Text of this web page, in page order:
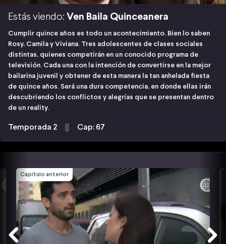
Estás viendo: Ven Baila Quinceanera
Cumplir quince años es todo un acontecimiento. Bien lo saben
Rosy, Camila y Viviana. Tres adolescentes de clases sociales
distintas, quienes competirán en un conocido programa de
televisión. Cada una con la intención de convertirse en la mejor
bailarina juvenil y obtener de esta manera la tan anhelada fiesta
de quince años. Será una dura competencia, en donde ellas irán
descubriendo los conflictos y alegrías que se presentan dentro
de un reality.
Temporada 2 Cap: 67
Capítulo anterior